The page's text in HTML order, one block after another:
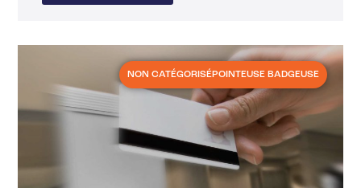
NON CATÉGORISÉPOINTEUSE BADGEUSE